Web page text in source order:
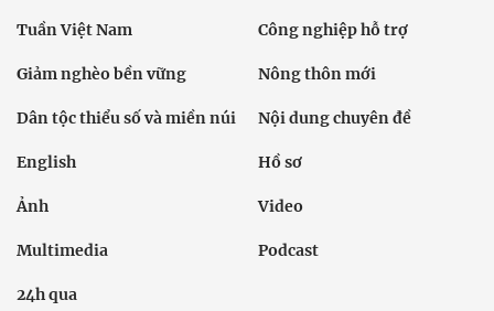
Tuần Việt Nam Công nghiệp hỗ trợ
Giảm nghèo bền vững Nông thôn mới
Dân tộc thiểu số và miền núi Nội dung chuyên đề
English Hồ sơ
Ảnh Video
Multimedia Podcast
24h qua